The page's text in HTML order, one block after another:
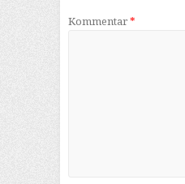
Kommentar*